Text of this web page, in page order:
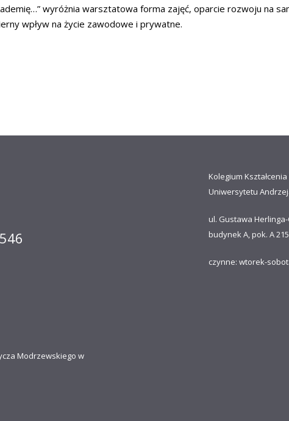
wyróżnia warsztatowa forma zajęć, oparcie rozwoju na
wpływ na życie zawodowe i prywatne.
Kolegium
Uniwersytetu
ul. Gustawa
budynek A, pok. A 215
czynne: wtorek-
Modrzewskiego w